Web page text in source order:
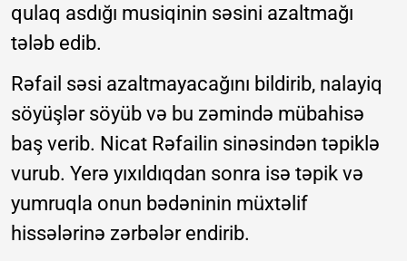
qulaq asdığı musiqinin səsini azaltmağı
tələb edib.
Rəfail səsi azaltmayacağını bildirib, nalayiq
söyüşlər söyüb və bu zəmində mübahisə
baş verib. Nicat Rəfailin sinəsindən təpiklə
vurub. Yerə yıxıldıqdan sonra isə təpik və
yumruqla onun bədəninin müxtəlif
hissələrinə zərbələr endirib.